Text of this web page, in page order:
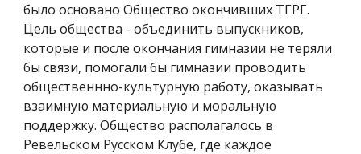
было основано Общество окончивших ТГРГ.
Цель общества - объединить выпускников,
которые и после окончания гимназии не теряли
бы связи, помогали бы гимназии проводить
общественнно-культурную работу, оказывать
взаимную материальную и моральную
поддержку. Общество располагалось в
Ревельском Русском Клубе, где каждое